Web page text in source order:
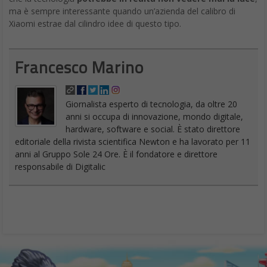
ma è sempre interessante quando un’azienda del calibro di
Xiaomi estrae dal cilindro idee di questo tipo.
Francesco Marino
Giornalista esperto di tecnologia, da oltre 20
anni si occupa di innovazione, mondo digitale,
hardware, software e social. È stato direttore
editoriale della rivista scientifica Newton e ha lavorato per 11
anni al Gruppo Sole 24 Ore. È il fondatore e direttore
responsabile di Digitalic